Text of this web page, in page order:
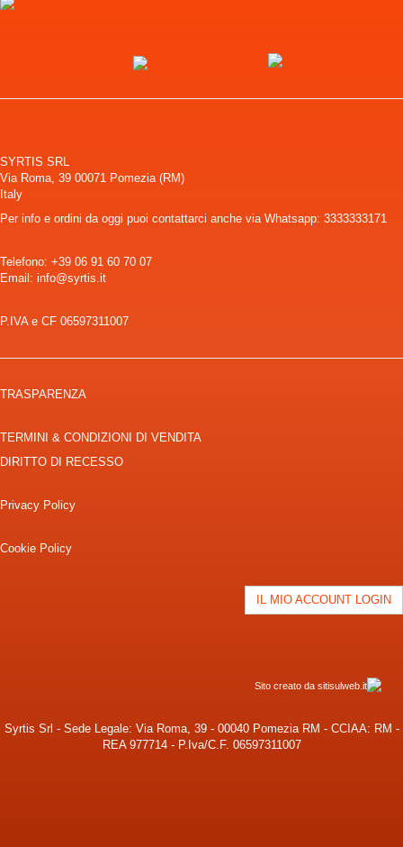
SYRTIS SRL
Via Roma, 39 00071 Pomezia (RM)
Italy
Per info e ordini da oggi puoi contattarci anche via Whatsapp: 3333333171
Telefono: +39 06 91 60 70 07
Email: info@syrtis.it
P.IVA e CF 06597311007
TRASPARENZA
TERMINI & CONDIZIONI DI VENDITA
DIRITTO DI RECESSO
Privacy Policy
Cookie Policy
IL MIO ACCOUNT LOGIN
Sito creato da sitisulweb.it
Syrtis Srl - Sede Legale: Via Roma, 39 - 00040 Pomezia RM - CCIAA: RM -
REA 977714 - P.Iva/C.F. 06597311007